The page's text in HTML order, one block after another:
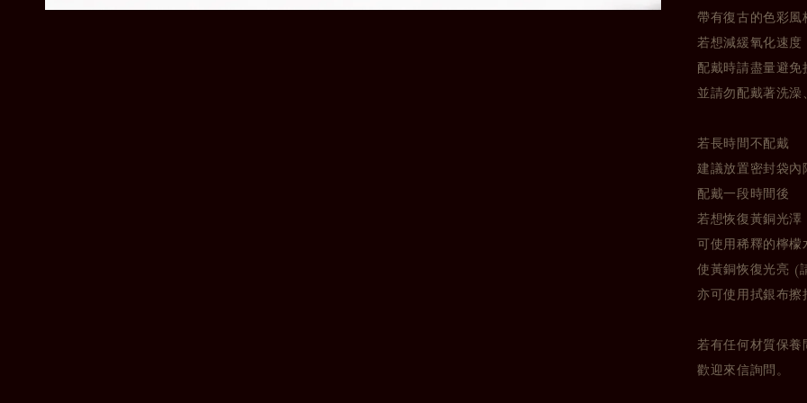
帶有復古的色彩風
若想減緩氧化速度
配戴時請盡量避
並請勿配戴著洗
若長時間不配戴
建議放置密封袋
配戴一段時間後
若想恢復黃銅光澤
可使用稀釋的檸
使黃銅恢復光亮 (
亦可使用拭銀布擦
若有任何材質保養
歡迎來信詢問。